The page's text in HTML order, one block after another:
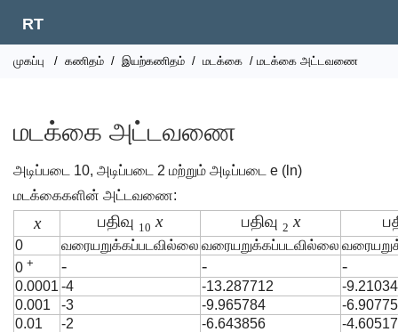
RT
முகப்பு / கணிதம் / இயற்கணிதம் / மடக்கை / மடக்கை அட்டவணை
மடக்கை அட்டவணை
அடிப்படை 10, அடிப்படை 2 மற்றும் அடிப்படை e (ln)
மடக்கைகளின் அட்டவணை:
x பதிவு 10 x பதிவு 2 x
0 வரையறுக்கப்படவில்லை வரையறுக்கப்படவில்லை
0 + - - -
0.0001 -4 -13.287712
-
0.001
-3 -9.965784
-
0.01
-2 -6.643856
-